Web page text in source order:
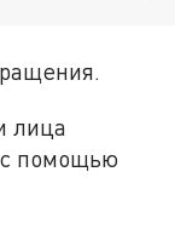
лица
с помощью